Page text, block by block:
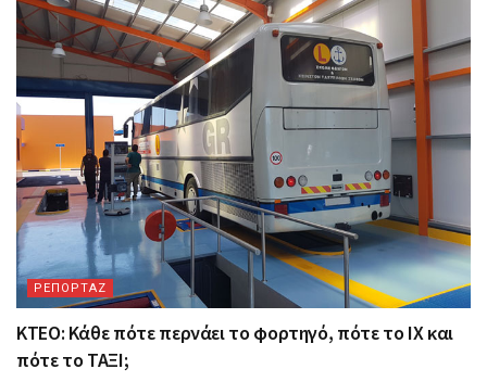
ΡΕΠΟΡΤΑΖ
ΚΤΕΟ: Κάθε πότε περνάει το φορτηγό, πότε το ΙΧ και
πότε το ΤΑΞΙ;